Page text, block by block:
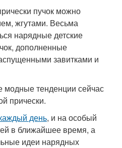
пучок можно
жгутами. Весьма
нарядные детские
дополненные
завитками и
модные тенденции сейчас
прически.
день, и на особый
в ближайшее время, а
идеи нарядных